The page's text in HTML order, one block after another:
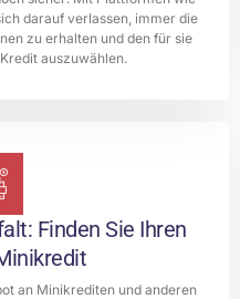
Finden Sie Ihren
an Minikrediten und anderen
darauf verlassen, immer die
zu erhalten und den für sie
auszuwählen.